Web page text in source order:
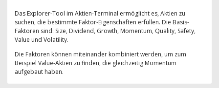
Das Explorer-Tool im Aktien-Terminal ermöglicht es, Aktien zu
suchen, die bestimmte Faktor-Eigenschaften erfüllen. Die Basis-
Faktoren sind: Size, Dividend, Growth, Momentum, Quality, Safety,
Value und Volatility.
Die Faktoren können miteinander kombiniert werden, um zum
Beispiel Value-Aktien zu finden, die gleichzeitig Momentum
aufgebaut haben.